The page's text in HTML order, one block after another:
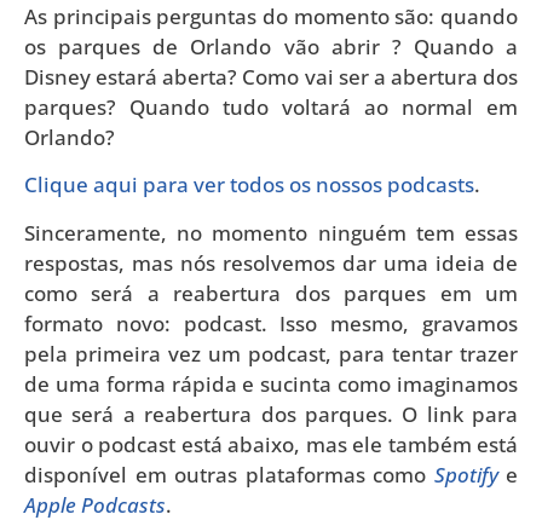
As principais perguntas do momento são: quando
os parques de Orlando vão abrir ? Quando a
Disney estará aberta? Como vai ser a abertura dos
parques? Quando tudo voltará ao normal em
Orlando?
Clique aqui para ver todos os nossos podcasts.
Sinceramente, no momento ninguém tem essas
respostas, mas nós resolvemos dar uma ideia de
como será a reabertura dos parques em um
formato novo: podcast. Isso mesmo, gravamos
pela primeira vez um podcast, para tentar trazer
de uma forma rápida e sucinta como imaginamos
que será a reabertura dos parques. O link para
ouvir o podcast está abaixo, mas ele também está
disponível em outras plataformas como Spotifye
Apple Podcasts.